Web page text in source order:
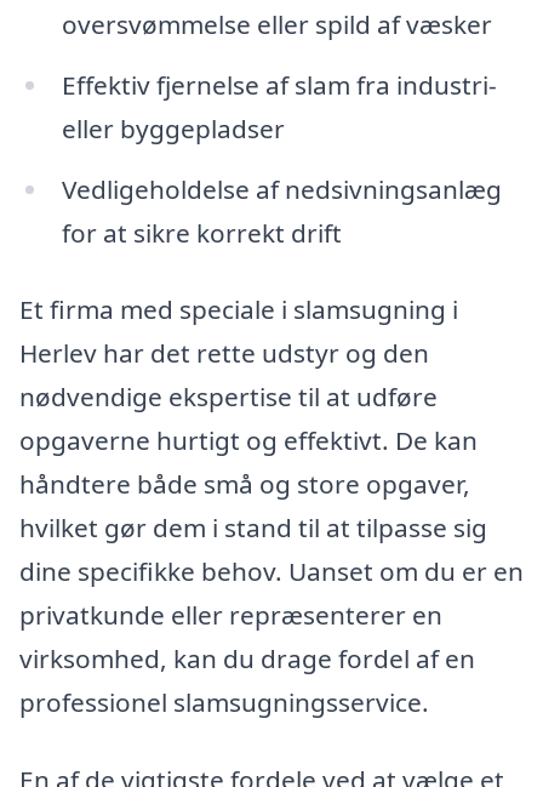
oversvømmelse eller spild af væsker
Effektiv fjernelse af slam fra industri-
eller byggepladser
Vedligeholdelse af nedsivningsanlæg
for at sikre korrekt drift
Et firma med speciale i slamsugning i
Herlev har det rette udstyr og den
nødvendige ekspertise til at udføre
opgaverne hurtigt og effektivt. De kan
håndtere både små og store opgaver,
hvilket gør dem i stand til at tilpasse sig
dine specifikke behov. Uanset om du er en
privatkunde eller repræsenterer en
virksomhed, kan du drage fordel af en
professionel slamsugningsservice.
En af de vigtigste fordele ved at vælge et